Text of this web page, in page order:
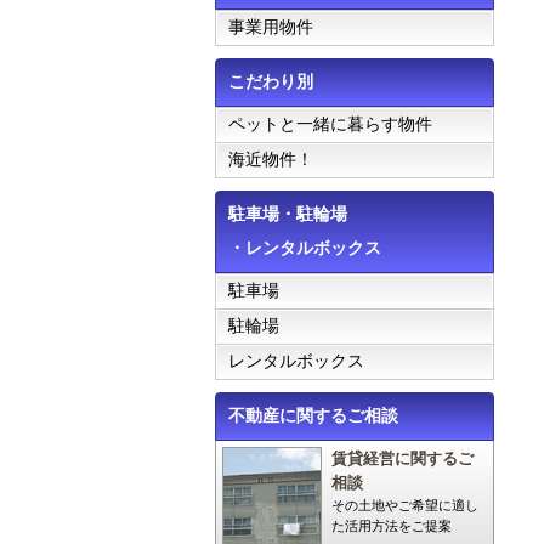
事業用物件
こだわり別
ペットと一緒に暮らす物件
海近物件！
駐車場・駐輪場
・レンタルボックス
駐車場
駐輪場
レンタルボックス
不動産に関するご相談
賃貸経営に関するご
相談
その土地やご希望に適し
た活用方法をご提案